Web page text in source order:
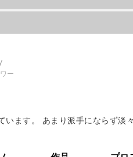
ー
います。 あまり派手にならず淡